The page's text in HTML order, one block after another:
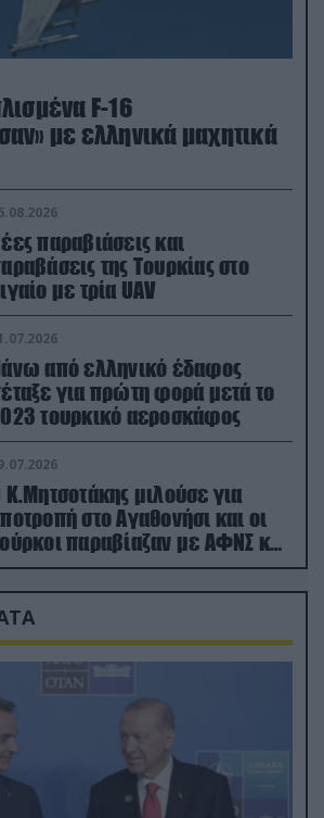
F-16
με ελληνικά μαχητικά
παραβιάσεις και
της Τουρκίας στο
με τρία UAV
από ελληνικό έδαφος
για πρώτη φορά μετά το
τουρκικό αεροσκάφος
Κ.Μητσοτάκης μιλούσε για
στο Αγαθονήσι και οι
παραβίαζαν με ΑΦΝΣ και